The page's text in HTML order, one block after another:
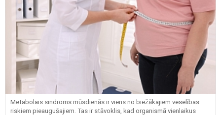
Metabolais sindroms mūsdienās ir viens no biežākajiem veselības
riskiem pieaugušajiem. Tas ir stāvoklis, kad organismā vienlaikus